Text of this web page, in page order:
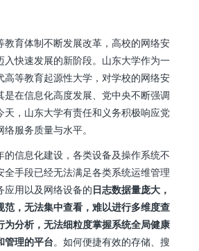
教育体制不断发展改革，高校的网络安
入快速发展的新阶段。山东大学作为一
高等教育起源性大学，对学校的网络安
是在信息化高度发展、党中央不断强调
天，山东大学有责任和义务积极响应党
服务质量与水平。
的信息化建设，各类设备及操作系统不
全手段已经无法满足各类系统运维管理
应用以及网络设备的日志数据量庞大，
范，无法集中查看，难以进行多维度查
为分析，无法细粒度掌握系统全局健康
管理的平台。如何便捷有效的存储、搜